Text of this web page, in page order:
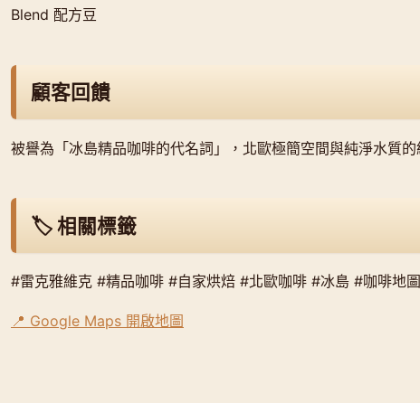
Blend 配方豆
顧客回饋
被譽為「冰島精品咖啡的代名詞」，北歐極簡空間與純淨水質
🏷️ 相關標籤
#雷克雅維克 #精品咖啡 #自家烘焙 #北歐咖啡 #冰島 #咖啡地
📍 Google Maps 開啟地圖